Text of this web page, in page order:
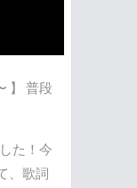
】 普段
た！今
、歌詞